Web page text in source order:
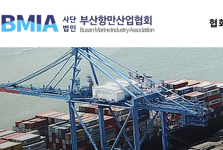
협
업무소개
항만시설소개
회원사안내
소식정보